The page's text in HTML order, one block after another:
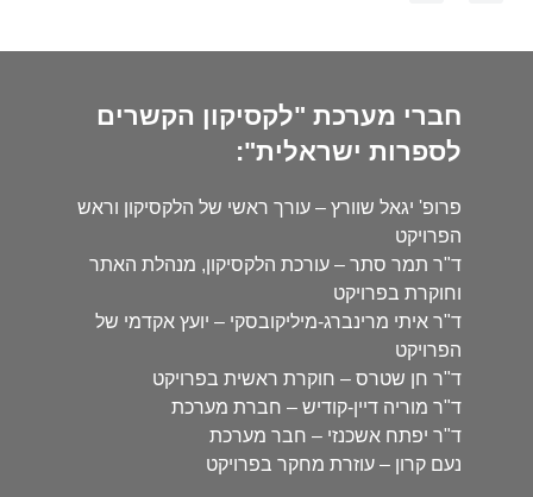
חברי מערכת "לקסיקון הקשרים
לספרות ישראלית":
פרופ' יגאל שוורץ – עורך ראשי של הלקסיקון וראש
הפרויקט
ד"ר תמר סתר – עורכת הלקסיקון, מנהלת האתר
וחוקרת בפרויקט
ד"ר איתי מרינברג-מיליקובסקי – יועץ אקדמי של
הפרויקט
ד"ר חן שטרס – חוקרת ראשית בפרויקט
ד"ר מוריה דיין-קודיש – חברת מערכת
ד"ר יפתח אשכנזי – חבר מערכת
נעם קרון – עוזרת מחקר בפרויקט